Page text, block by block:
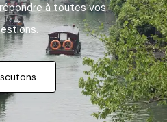
à toutes vos